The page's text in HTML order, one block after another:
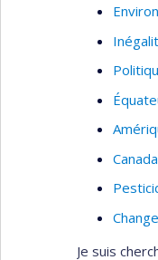
Canada
Je suis